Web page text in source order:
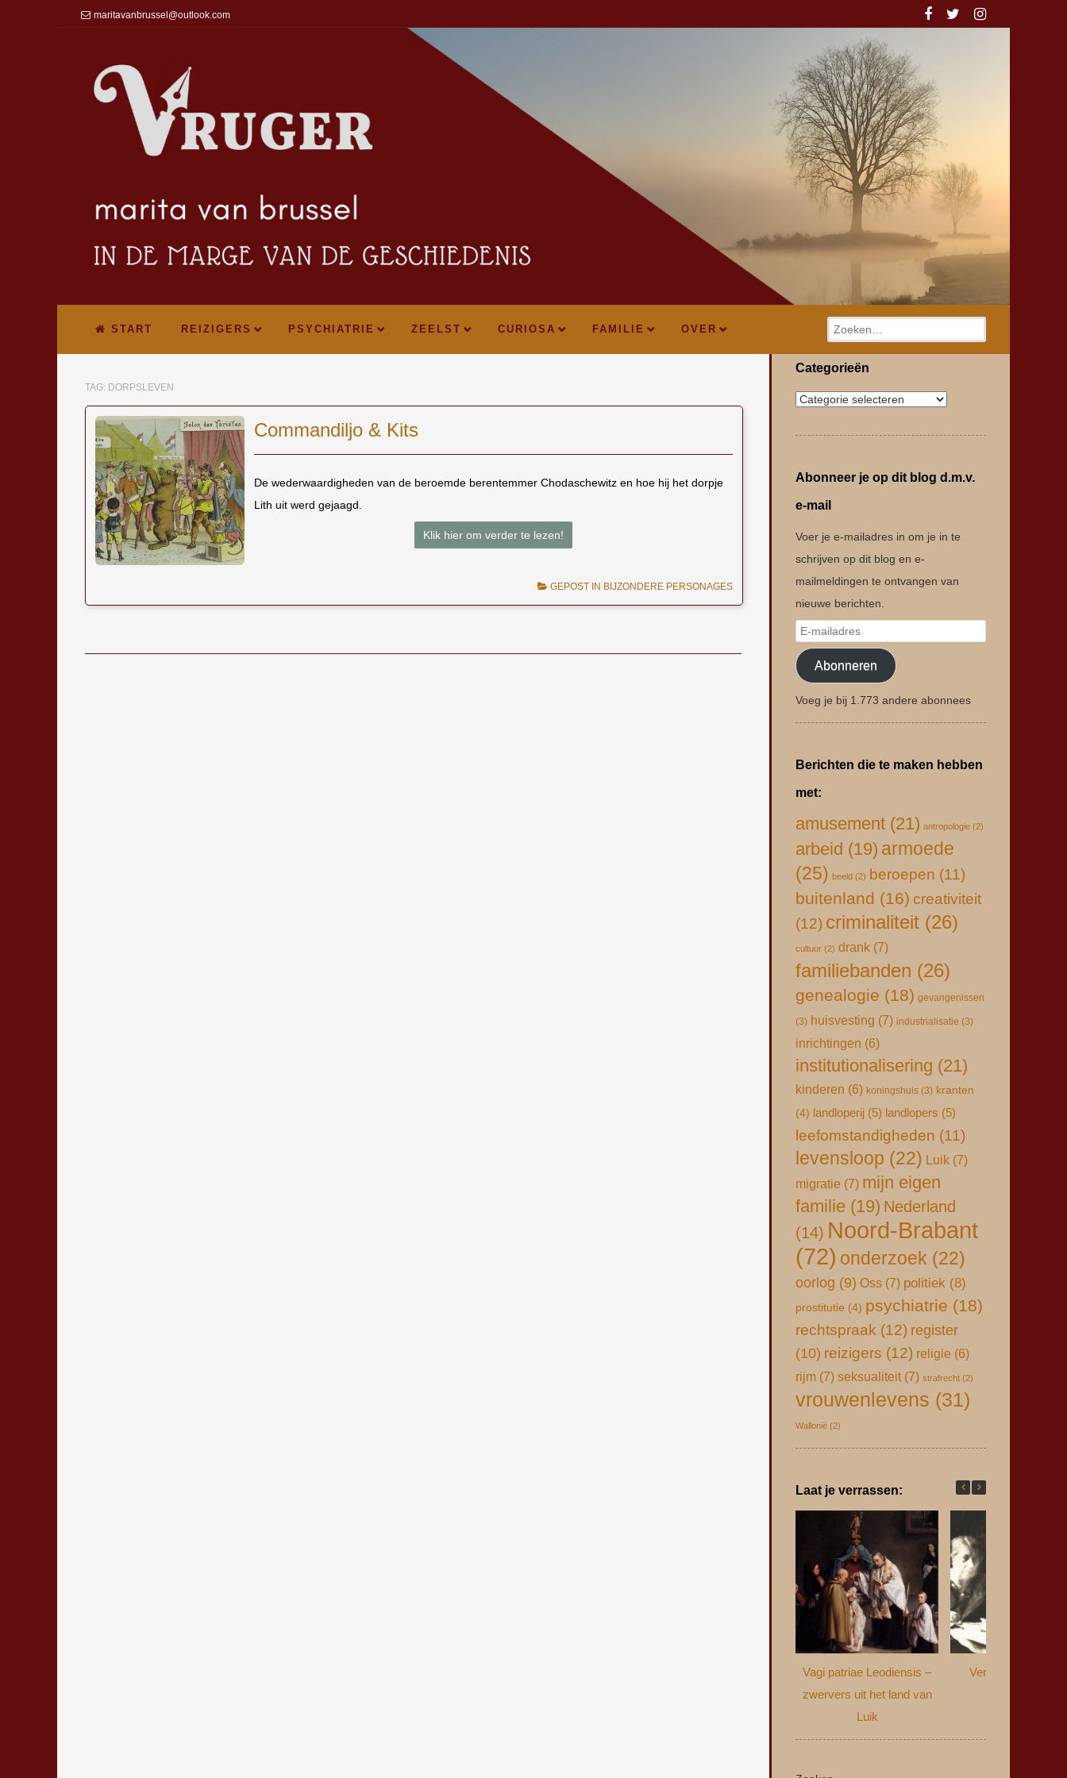
maritavanbrussel@outlook.com
START REIZIGERS PSYCHIATRIE ZEELST CURIOSA FAMILIE OVER Zoeken
TAG: DORPSLEVEN
Commandiljo & Kits
De wederwaardigheden van de beroemde berentemmer Chodaschewitz en hoe hij het dorpje
Lith uit werd gejaagd.
Klik hier om verder te lezen!
GEPOST IN BIJZONDERE PERSONAGES
Categorieën
Abonneer je op dit blog d.m.v.
e-mail
Voer je e-mailadres in om je in te
schrijven op dit blog en e-
mailmeldingen te ontvangen van
nieuwe berichten.
Abonneren
Voeg je bij 1.773 andere abonnees
Berichten die te maken hebben
met:
amusement (21) antropologie (2)
arbeid (19) armoede
(25) beeld (2) beroepen (11)
buitenland (16) creativiteit
(12) criminaliteit (26)
cultuur (2) drank (7)
familiebanden (26)
genealogie (18) gevangenissen
(3) huisvesting (7) industrialisatie (3)
inrichtingen (6)
institutionalisering (21)
kinderen (6) koningshuis (3) kranten
(4) landloperij (5) landlopers (5)
leefomstandigheden (11)
levensloop (22) Luik (7)
migratie (7) mijn eigen
familie (19) Nederland
(14) Noord-Brabant
(72) onderzoek (22)
oorlog (9) Oss (7) politiek (8)
prostitutie (4) psychiatrie (18)
rechtspraak (12) register
(10) reizigers (12) religie (6)
rijm (7) seksualiteit(7) strafrecht (2)
vrouwenlevens (31)
Wallonië (2)
Laat je verrassen:
Vagi patriae Leodiensis –
zwervers uit het land van
Luik
Verzwegen